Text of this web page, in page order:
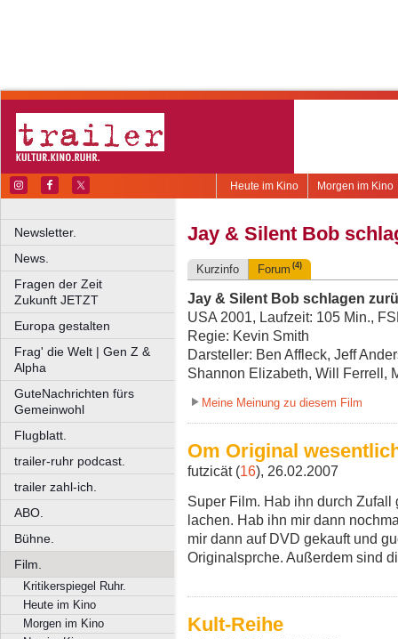
Morgen im Kino
Heute im Kino
Newsletter.
News.
Fragen der Zeit
Zukunft JETZT
Europa gestalten
Frag' die Welt | Gen Z &
Alpha
GuteNachrichten fürs
Gemeinwohl
Flugblatt.
trailer-ruhr podcast.
trailer zahl-ich.
ABO.
Bühne.
Film.
Kritikerspiegel Ruhr.
Heute im Kino
Morgen im Kino
Jay & Silent Bob
Kurzinfo Forum (4)
Jay & Silent Bob schlagen
USA 2001, Laufzeit: 105 Min.,
Regie: Kevin Smith
Darsteller: Ben Affleck, Jeff
Shannon Elizabeth, Will Ferrell,
Meine Meinung zu diesem Film
Om Original
futzicät (16), 26.02.2007
Super Film. Hab ihn durch
lachen. Hab ihn mir dann
mir dann auf DVD gekauft und
Originalsprche. Außerdem sind
Kult-Reihe